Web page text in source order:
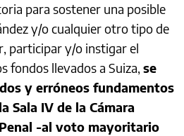
para sostener una posible
y/o cualquier otro tipo de
participar y/o instigar el
fondos llevados a Suiza, se
y erróneos fundamentos
Sala IV de la Cámara
-al voto mayoritario